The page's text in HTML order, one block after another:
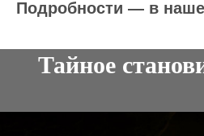
Подробности — в
Тайное